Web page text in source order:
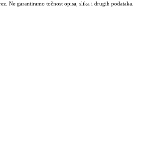
Ne garantiramo točnost opisa, slika i drugih podataka.